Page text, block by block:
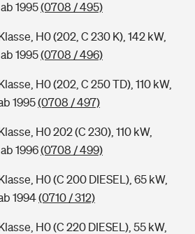
1995(0708 / 495)
H0 (202, C 230 K), 142 kW,
1995(0708 / 496)
H0 (202, C 250 TD), 110 kW,
1995(0708 / 497)
H0 202 (C 230), 110 kW,
1996(0708 / 499)
H0 (C 200 DIESEL), 65 kW,
1994(0710 / 312)
H0 (C 220 DIESEL), 55 kW,